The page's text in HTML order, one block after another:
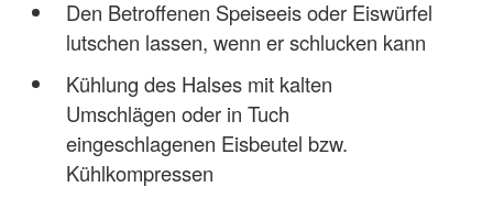
Den Betroffenen Speiseeis oder Eiswürfel
lutschen lassen, wenn er schlucken kann
Kühlung des Halses mit kalten
Umschlägen oder in Tuch
eingeschlagenen Eisbeutel bzw.
Kühlkompressen